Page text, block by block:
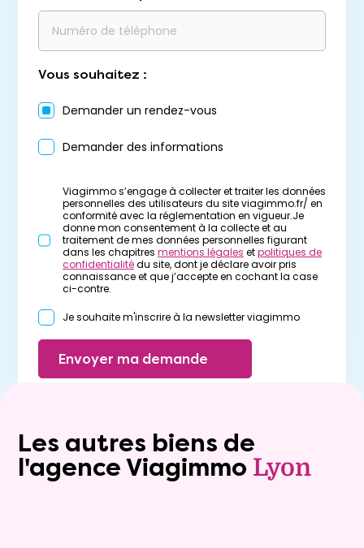
Vous souhaitez :
Demander un rendez-vous
Demander des informations
Viagimmo s’engage à collecter et traiter les données
personnelles des utilisateurs du site viagimmo.fr/ en
conformité avec la réglementation en vigueur.Je
donne mon consentement à la collecte et au
traitement de mes données personnelles figurant
dans les chapitres mentions légales etpolitiques de
confidentialitédu site, dont je déclare avoir pris
connaissance et que j’accepte en cochant la case
ci-contre.
Je souhaite m'inscrire à la newsletter viagimmo
Envoyer ma demande
Les autres biens de
l'agence Viagimmo Lyon